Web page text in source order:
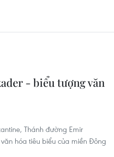
- biểu tượng văn
Thánh đường Emir
hóa tiêu biểu của miền Đông